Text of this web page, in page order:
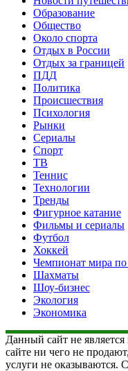
Образование
Общество
Около спорта
Отдых в России
Отдых за границей
ПДД
Политика
Происшествия
Психология
Рынки
Сериалы
Спорт
ТВ
Теннис
Технологии
Тренды
Фигурное катание
Фильмы и сериалы
Футбол
Хоккей
Чемпионат мира
Шахматы
Шоу-бизнес
Экология
Экономика
Данный сайт не
сайте ни чего не
услуги не оказываются.